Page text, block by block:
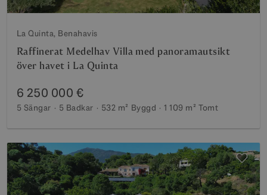
La Quinta, Benahavis
Raffinerat Medelhav Villa med panoramautsikt
över havet i La Quinta
6 250 000 €
5 Sängar 5 Badkar 532 m² Byggd 1 109 m² Tomt